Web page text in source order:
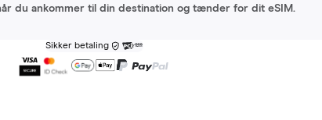
du ankommer til din destination og tænder for dit eSIM.
Sikker betaling